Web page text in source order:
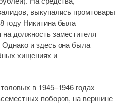
выкупались промтовары
году Никитина была
должность заместителя
и здесь она была
хищениях и
в 1945–1946 годах
поборов, на вершине